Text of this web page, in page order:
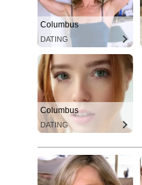
Columbus
DATING
Columbus
DATING